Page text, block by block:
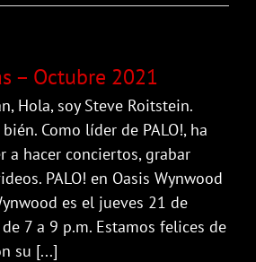
– Octubre 2021
Hola, soy Steve Roitstein.
Como líder de PALO!, ha
a hacer conciertos, grabar
PALO! en Oasis Wynwood
es el jueves 21 de
7 a 9 p.m. Estamos felices de
su [...]